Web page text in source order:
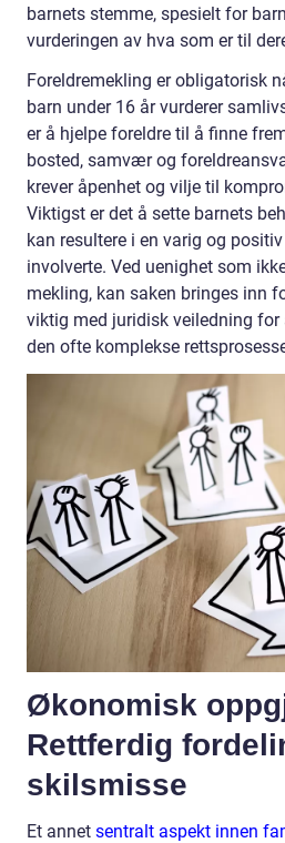
barnets stemme, spesielt for
vurderingen av hva som er til
Foreldremekling er obligatorisk
barn under 16 år vurderer
er å hjelpe foreldre til å finne
bosted, samvær og
krever åpenhet og vilje til
Viktigst er det å sette barnets
kan resultere i en varig og
involverte. Ved uenighet som
mekling, kan saken bringes inn
viktig med juridisk veiledning for
den ofte komplekse
Økonomisk
Rettferdig
skilsmisse
Et annet sentralt aspekt innen